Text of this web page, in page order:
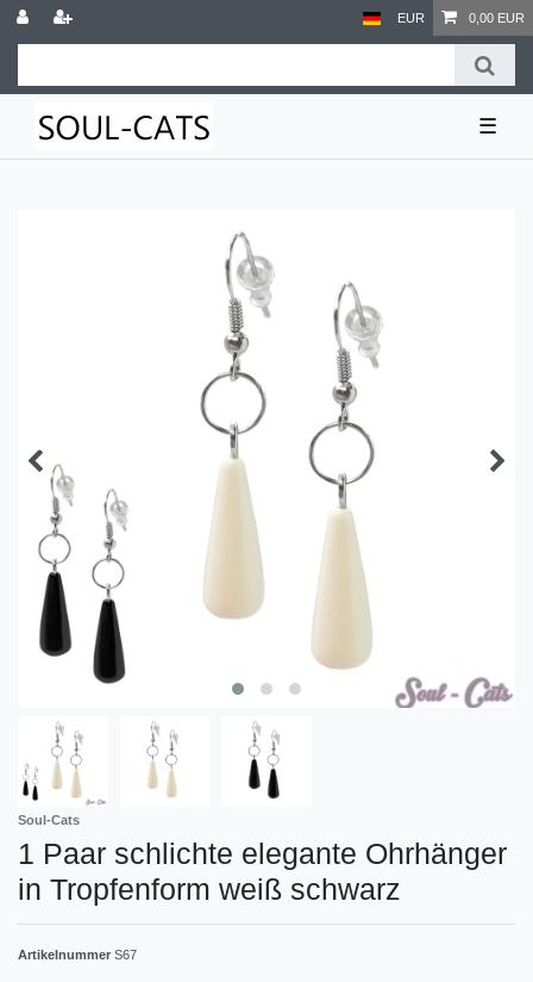
EUR 0,00 EUR
☰
Soul-Cats
1 Paar schlichte elegante Ohrhänger
in Tropfenform weiß schwarz
Artikelnummer S67